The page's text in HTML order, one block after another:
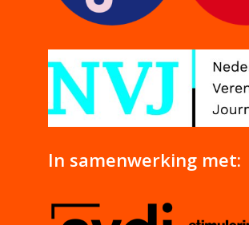
In samenwerking met: